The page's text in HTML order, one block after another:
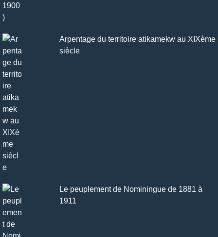
Arpentage du territoire atikamekw au XIXème
siècle
Le peuplement de Nominingue de 1881 à
1911